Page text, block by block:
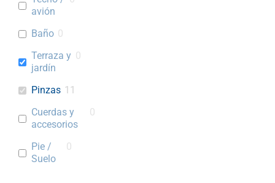
avión
Baño 0
Terraza y
jardín
0
Pinzas 11
Cuerdas y
accesorios
0
Pie /
Suelo
0